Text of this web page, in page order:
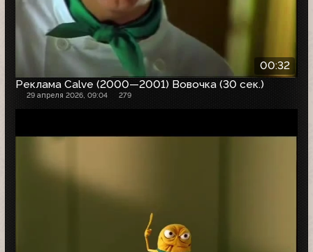
00:32
Реклама Calve (2000—2001) Вовочка (30 сек.)
29 апреля 2026, 09:04 279